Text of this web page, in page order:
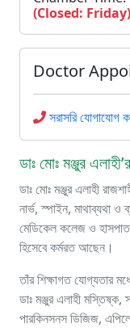
(Closed: Friday)
Doctor
সরাসরি যোগাযোগ
ডাঃ মোঃ মঞ্জুর
ডাঃ মোঃ মঞ্জুর এলাহী
নার্ভ, স্পাইন, মাথাব্যথা ও
মেডিকেল কলেজ ও
হিসেবে কর্মরত আছেন।
তাঁর শিক্ষাগত যোগ্যতার
ডাঃ মঞ্জুর এলাহী
পারকিনসনস ডিজিজ,